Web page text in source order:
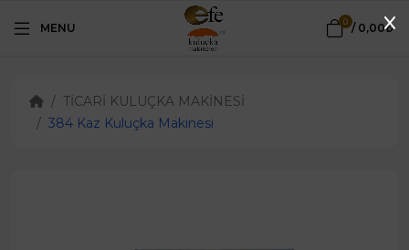
MENU 0 / 0,00₺
TİCARİ KULUÇKA MAKİNESİ
384 Kaz Kuluçka Makinesi